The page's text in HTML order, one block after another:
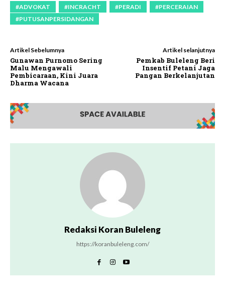
#ADVOKAT #INCRACHT #PERADI
#PERCERAIAN
#PUTUSANPERSIDANGAN
Artikel Sebelumnya
Gunawan Purnomo Sering
Malu Mengawali
Pembicaraan, Kini Juara
Dharma Wacana
Artikel selanjutnya
Pemkab Buleleng Beri
Insentif Petani Jaga
Pangan Berkelanjutan
Redaksi Koran Buleleng
https://koranbuleleng.com/